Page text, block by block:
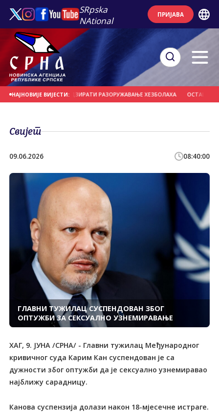
SRpska
NAtional
ПРИЈАВА
НАЈНОВИЈЕ ВИЈЕСТИ:
КОЈЕ БИ МОГЛЕ НАДЗИРАТИ РАЗОРУЖАВАЊЕ ХЕЗБОЛАХА ОСТАЦИ
Свијет
09.06.2026 08:40:00
ГЛАВНИ ТУЖИЛАЦ СУСПЕНДОВАН ЗБОГ
ОПТУЖБИ ЗА СЕКСУАЛНО УЗНЕМИРАВАЊЕ
ХАГ, 9. ЈУНА /СРНА/ - Главни тужилац Међународног
кривичног суда Карим Кан суспендован је са
дужности због оптужби да је сексуално узнемиравао
најближу сарадницу.
Канова суспензија долази након 18-мјесечне истраге.